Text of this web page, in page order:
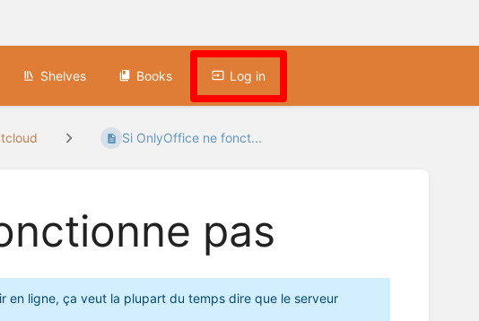
Shelves Books Log in
Si OnlyOffice ne fonct...
pas
en ligne, ça veut la plupart du temps dire que le serveur